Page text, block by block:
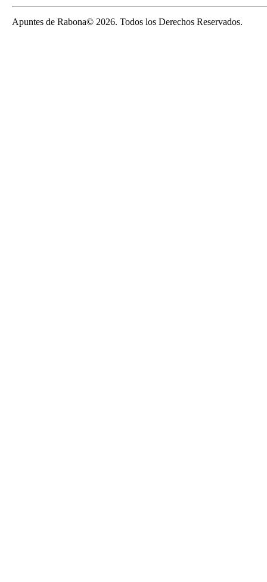
Apuntes de Rabona© 2026. Todos los Derechos Reservados.